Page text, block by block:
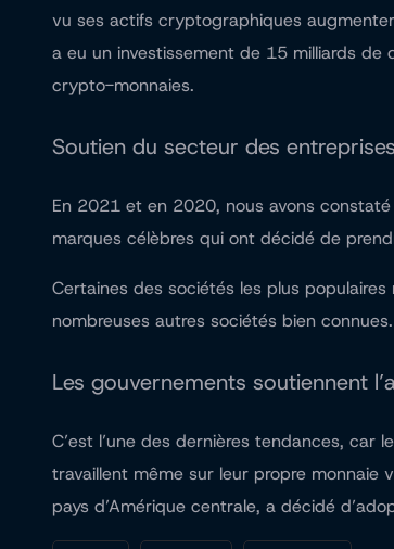
vu ses actifs cryptographiques
a eu un investissement de 15 milliards de
crypto-monnaies.
Soutien du secteur des entreprises
En 2021 et en 2020, nous avons
marques célèbres qui ont décidé de
Certaines des sociétés les plus
nombreuses autres sociétés bien connues.
Les gouvernements soutiennent
C’est l’une des dernières tendances,
travaillent même sur leur propre monnaie
pays d’Amérique centrale, a décidé